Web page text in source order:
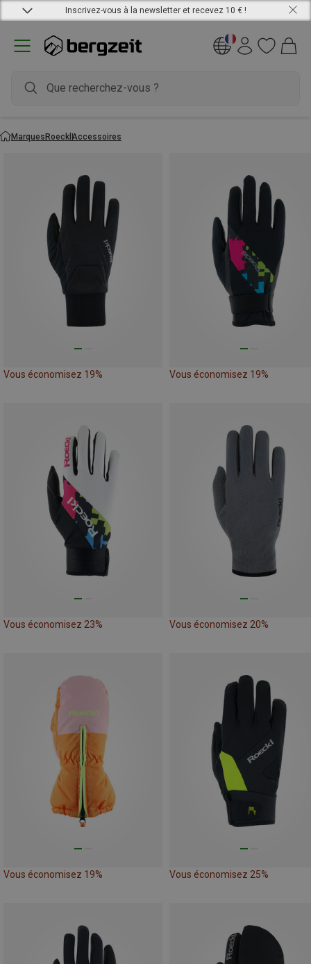
Inscrivez-vous à la newsletter et recevez 10 € !
MarquesRoeckl Accessoires
Vous économisez 19% Vous économisez 19%
Vous économisez 23% Vous économisez 20%
Vous économisez 19% Vous économisez 25%